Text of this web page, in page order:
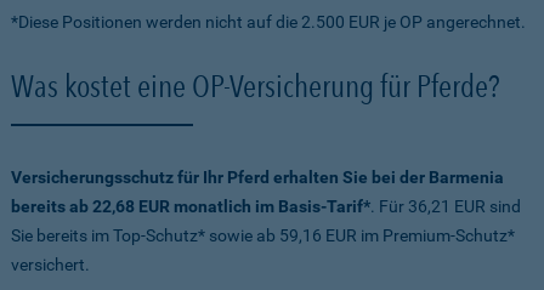
*Diese Positionen werden nicht auf die 2.500 EUR je OP angerechnet.
Was kostet eine OP-Versicherung für Pferde?
Versicherungsschutz für Ihr Pferd erhalten Sie bei der Barmenia
bereits ab 22,68 EUR monatlich im Basis-Tarif*. Für 36,21 EUR sind
Sie bereits im Top-Schutz* sowie ab 59,16 EUR im Premium-Schutz*
versichert.